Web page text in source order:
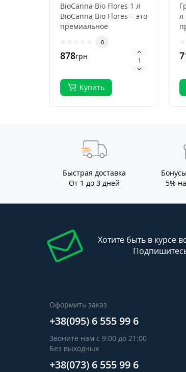
BioCanna Bio Flores 1 л
BioCanna Bio Flores – это
премиальное
удобрение для ст..
0
878грн
Купить
л
Быстрая доставка
От 1 до 3 дней
5%
Хотите быть в курсе
Оформить заказ
+38(095) 6 555 99 6
Звоните нам с 9:00 до 21:00
Без выходных
+38(073) 6 555 99 6